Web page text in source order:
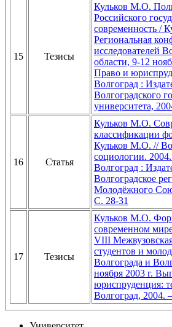
15 Тезисы
Кульков М.О.
Российского
современность /
Региональная
исследователей
области, 9-12
Право и
Волгоград :
Волгоградского
университета,
16 Статья
Кульков М.О.
классификации
Кульков М.О. //
социологии.
Волгоград :
Волгоградское
Молодёжного
С. 28-31
17 Тезисы
Кульков М.О.
современном
VIII
студентов и
Волгограда и
ноября 2003 г.
юриспруденция:
Волгоград, 2004.